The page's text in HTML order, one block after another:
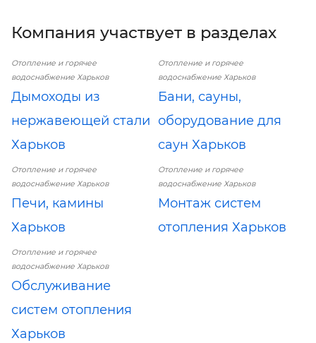
Компания участвует в разделах
Отопление и горячее
водоснабжение Харьков
Дымоходы из
нержавеющей стали
Харьков
Отопление и горячее
водоснабжение Харьков
Бани, сауны,
оборудование для
саун Харьков
Отопление и горячее
водоснабжение Харьков
Печи, камины
Харьков
Отопление и горячее
водоснабжение Харьков
Монтаж систем
отопления Харьков
Отопление и горячее
водоснабжение Харьков
Обслуживание
систем отопления
Харьков